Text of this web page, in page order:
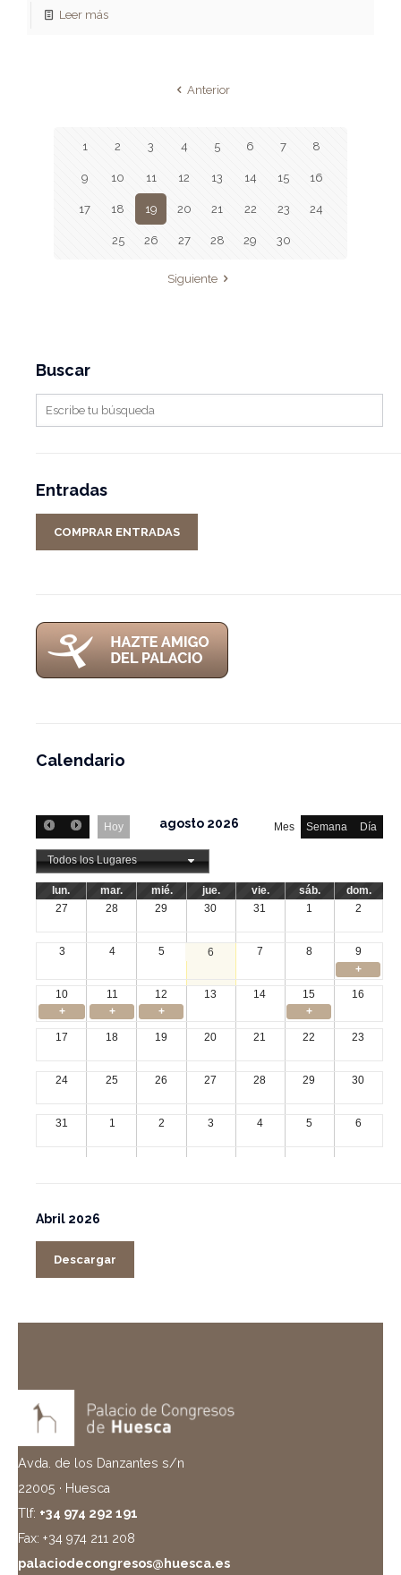
Leer más
Anterior
1 2 3 4 5 6 7 8
9 10 11 12 13 14 15 16
17 18 19 20 21 22 23 24
25 26 27 28 29 30
Siguiente
Buscar
Entradas
COMPRAR ENTRADAS
Calendario
Hoy Mes Semana Día
agosto 2026
Todos los Lugares
lun. mar. mié. jue. vie. sáb.
dom.
27
28 29 30 31 1 2
3 4 5 6 7 8
9
+
10
11 12 13 14 15
16
+
+ + +
17 18 19 20 21 22 23
24 25 26 27 28 29 30
31 1 2 3 4 5 6
Abril 2026
Descargar
Avda. de los Danzantes s/n
22005 · Huesca
Tlf: +34 974 292 191
Fax: +34 974 211 208
palaciodecongresos@huesca.es